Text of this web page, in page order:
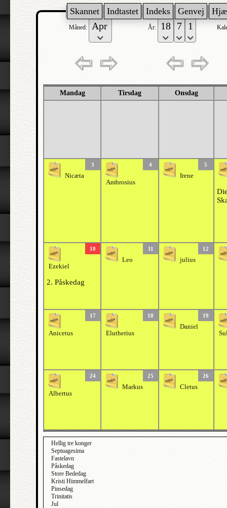
Skannet Indtastet Indeks Genvej
Måned: År:
Mandag Tirsdag Onsdag
3
Nicæta
4
Ambrosius
5
Irene
10
Ezekiel
2. Påskedag
11
Leo
12
julius
17
Anicetus
18
Elutherius
19
Daniel
24
Albertus
25
Markus
26
Cletus
Hellig tre konger
Septuagesima
Fastelavn
Påskedag
Store Bededag
Kristi Himmelfart
Pinsedag
Trinitatis
Jul